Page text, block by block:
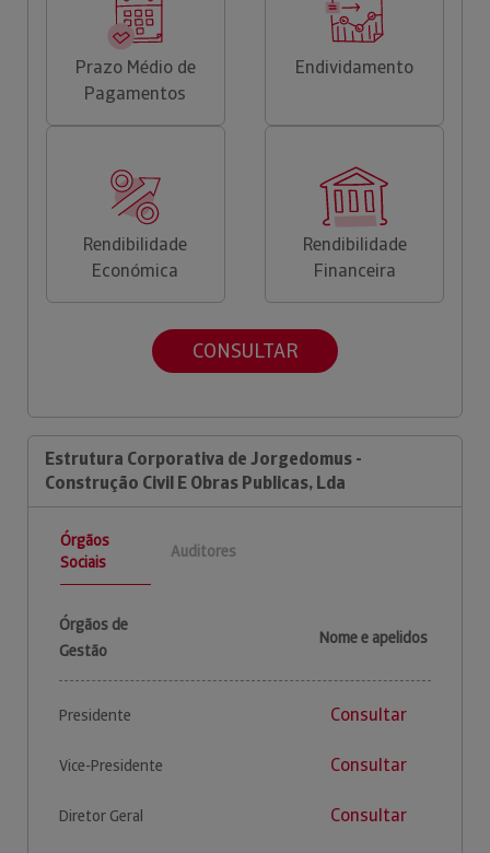
Prazo Médio de
Pagamentos
Endividamento
Rendibilidade
Económica
Rendibilidade
Financeira
CONSULTAR
Estrutura Corporativa de Jorgedomus -
Construção Civil E Obras Publicas, Lda
Órgãos
Sociais
Auditores
Órgãos de
Gestão
Nome e apelidos
Presidente Consultar
Vice-Presidente Consultar
Diretor Geral Consultar